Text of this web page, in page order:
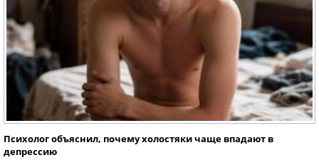
Психолог объяснил, почему холостяки чаще впадают в
депрессию